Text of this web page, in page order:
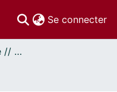
Se connecter
Faculté de médecine // Faculty of Medicine